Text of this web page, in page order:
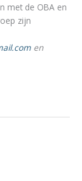
met de OBA en
zijn
en